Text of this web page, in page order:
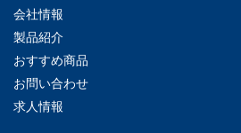
会社情報
製品紹介
おすすめ商品
お問い合わせ
求人情報